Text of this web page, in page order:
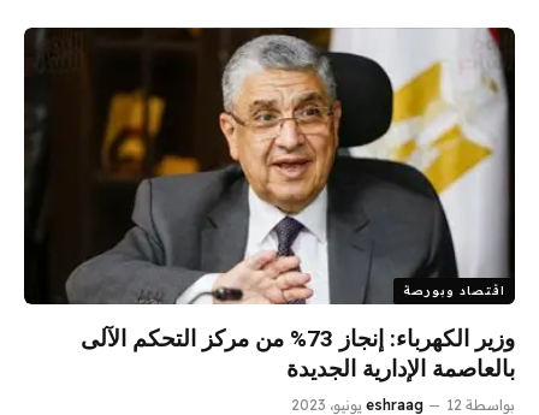
اقتصاد وبورصة
وزير الكهرباء: إنجاز 73% ‎من مركز التحكم الآلى
بالعاصمة الإدارية الجديدة
بواسطة eshraag 12 يونيو، 2023